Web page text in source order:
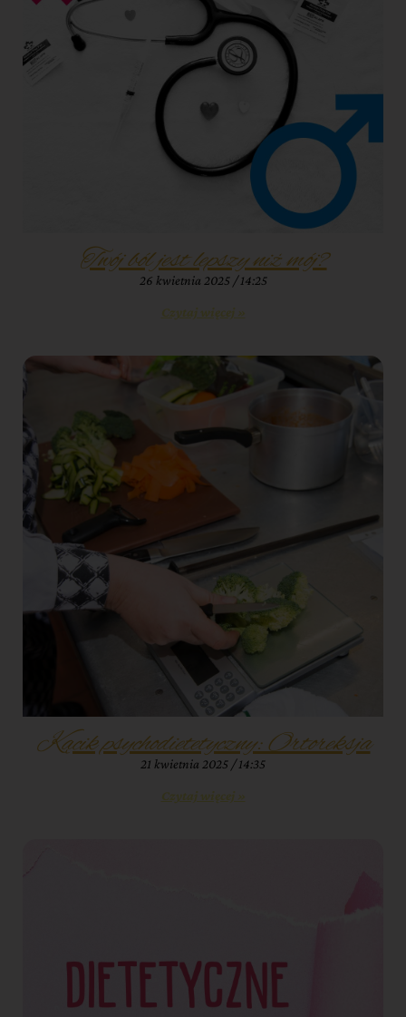
Twój ból jest lepszy niż mój?
26 kwietnia 2025 14:25
Czytaj więcej »
Kącik psychodietetyczny: Ortoreksja
21 kwietnia 2025 14:35
Czytaj więcej »